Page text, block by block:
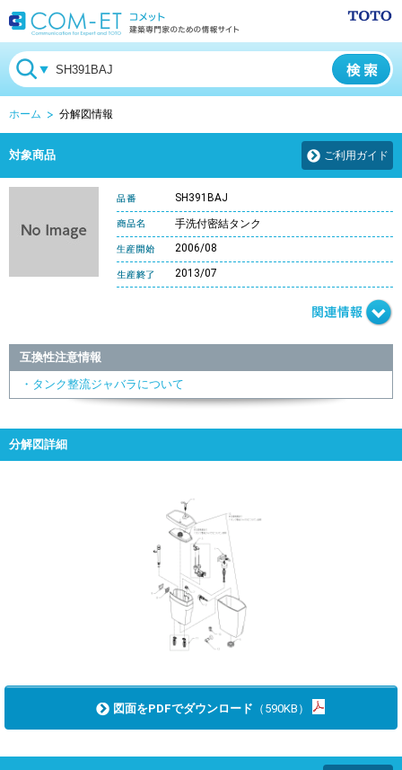
ホーム 分解図情報
対象商品 ご利用ガイド
SH391BAJ
手洗付密結タンク
2006/08
2013/07
互換性注意情報
・タンク整流ジャバラについて
分解図詳細
図面をPDFでダウンロード （590KB）